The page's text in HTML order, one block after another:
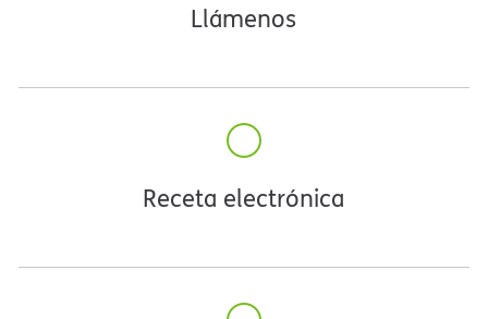
Llámenos​​
Receta electrónica​​